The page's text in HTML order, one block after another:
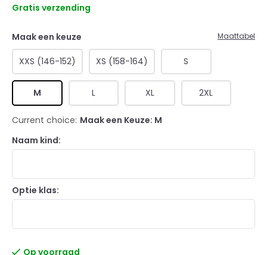
Gratis verzending
Maak een keuze
XXS (146-152) XS (158-164) S
M L XL 2XL
Current choice: Maak een Keuze: M
Naam kind:
Optie klas:
Maattabel
Op voorraad